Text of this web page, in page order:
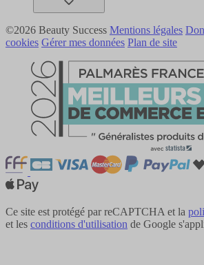
©2026 Beauty Success Mentions légales
cookies Gérer mes données Plan de site
Ce site est protégé par reCAPTCHA et la
et les conditions d'utilisation de Google